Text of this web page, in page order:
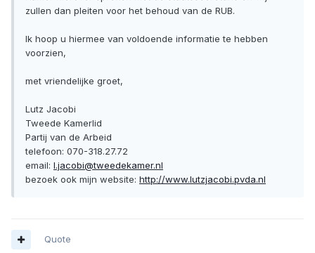
zullen dan pleiten voor het behoud van de RUB.
Ik hoop u hiermee van voldoende informatie te hebben
voorzien,
met vriendelijke groet,
Lutz Jacobi
Tweede Kamerlid
Partij van de Arbeid
telefoon: 070-318.27.72
email: l.jacobi@tweedekamer.nl
bezoek ook mijn website: http://www.lutzjacobi.pvda.nl
Quote